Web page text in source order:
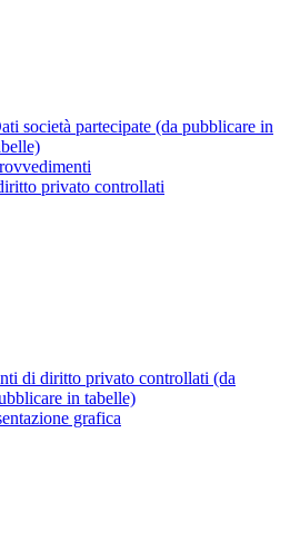
società partecipate (da pubblicare in
privato controllati
di diritto privato controllati (da
in tabelle)
grafica